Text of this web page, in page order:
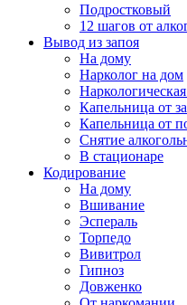
Подростковый
12 шагов от
Вывод из запоя
На дому
Нарколог на дом
Капельница от
Капельница от
Снятие
В стационаре
Кодирование
На дому
Вшивание
Эспераль
Торпедо
Вивитрол
Гипноз
Довженко